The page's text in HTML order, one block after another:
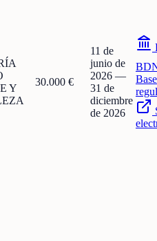
Y
30.000 €
11 de
junio de
2026 —
31 de
diciembre
de 2026